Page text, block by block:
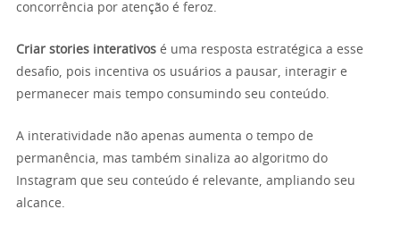
concorrência por atenção é feroz.
Criar stories interativos é uma resposta estratégica a esse
desafio, pois incentiva os usuários a pausar, interagir e
permanecer mais tempo consumindo seu conteúdo.
A interatividade não apenas aumenta o tempo de
permanência, mas também sinaliza ao algoritmo do
Instagram que seu conteúdo é relevante, ampliando seu
alcance.